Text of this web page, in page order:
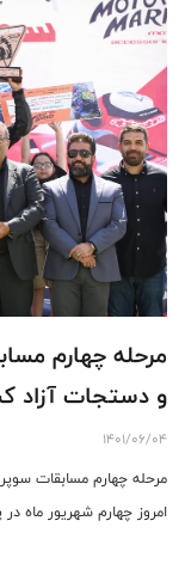
مرحله چهارم
و دستجات آزاد
1401/06/04
مرحله چهارم مسابقات
امروز چهارم شهریور ماه